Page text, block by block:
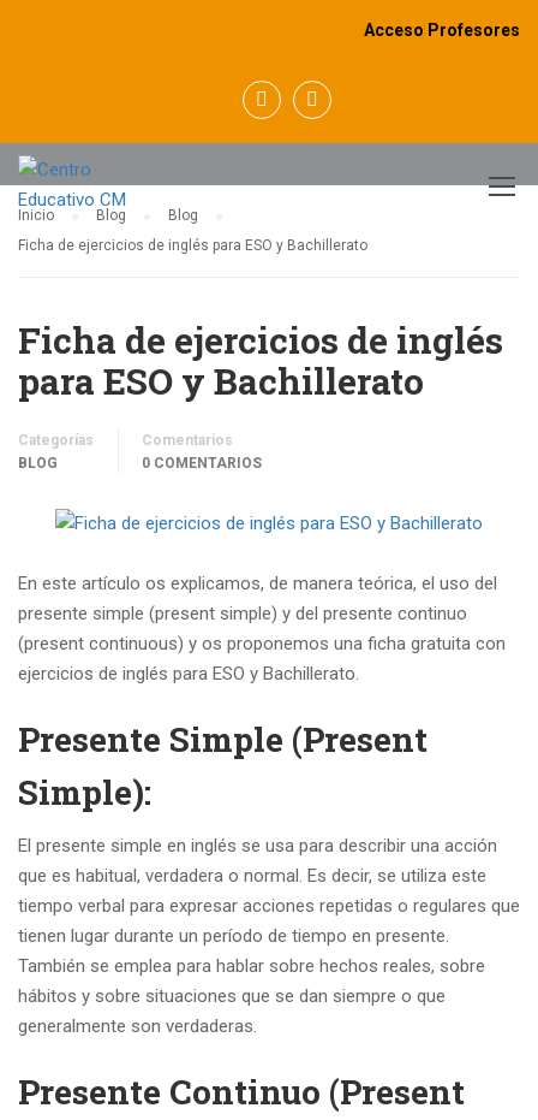
Acceso Profesores
Inicio Blog
Blog
Ficha de ejercicios de inglés para ESO y Bachillerato
Ficha de ejercicios de inglés
para ESO y Bachillerato
Categorías
BLOG
Comentarios
0 COMENTARIOS
En este artículo os explicamos, de manera teórica, el uso del
presente simple (present simple) y del presente continuo
(present continuous) y os proponemos una ficha gratuita con
ejercicios de inglés para ESO y Bachillerato.
Presente Simple (Present
Simple):
El presente simple en inglés se usa para describir una acción
que es habitual, verdadera o normal. Es decir, se utiliza este
tiempo verbal para expresar acciones repetidas o regulares que
tienen lugar durante un período de tiempo en presente.
También se emplea para hablar sobre hechos reales, sobre
hábitos y sobre situaciones que se dan siempre o que
generalmente son verdaderas.
Presente Continuo (Present